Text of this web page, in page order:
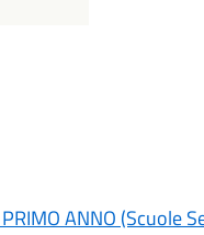
ANNO (Scuole